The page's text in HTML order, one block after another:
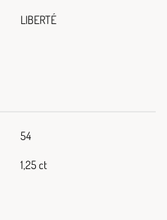
LIBERTÉ
54
1,25 ct